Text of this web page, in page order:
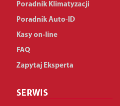
Poradnik Klimatyzacji
Poradnik Auto-ID
Kasy on-line
FAQ
Zapytaj Eksperta
SERWIS